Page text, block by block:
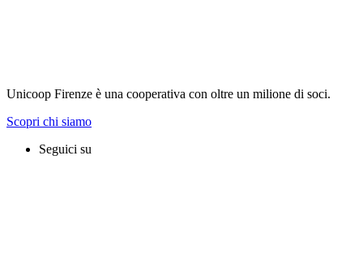
Unicoop Firenze è una cooperativa con oltre un milione di soci.
Scopri chi siamo
Seguici su